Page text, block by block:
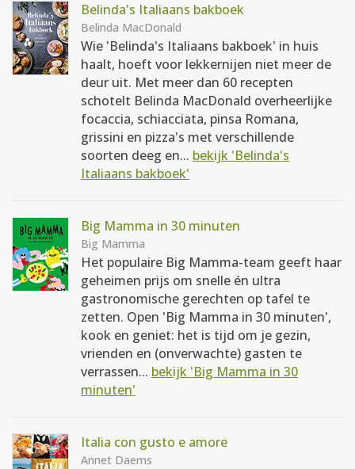
Belinda's Italiaans bakboek
Belinda MacDonald
Wie 'Belinda's Italiaans bakboek' in huis
haalt, hoeft voor lekkernijen niet meer de
deur uit. Met meer dan 60 recepten
schotelt Belinda MacDonald overheerlijke
focaccia, schiacciata, pinsa Romana,
grissini en pizza's met verschillende
soorten deeg en... bekijk 'Belinda's
Italiaans bakboek'
Big Mamma in 30 minuten
Big Mamma
Het populaire Big Mamma-team geeft haar
geheimen prijs om snelle én ultra
gastronomische gerechten op tafel te
zetten. Open 'Big Mamma in 30 minuten',
kook en geniet: het is tijd om je gezin,
vrienden en (onverwachte) gasten te
verrassen... bekijk 'Big Mamma in 30
minuten'
Italia con gusto e amore
Annet Daems